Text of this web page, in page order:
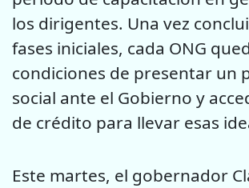
los dirigentes. Una vez
fases iniciales, cada ONG
condiciones de presentar un
social ante el Gobierno y
de crédito para llevar esas
Este martes, el gobernador